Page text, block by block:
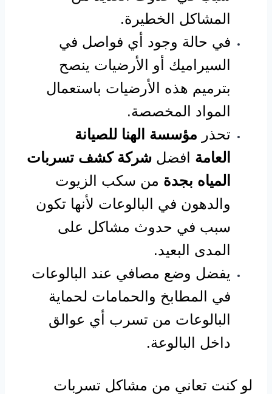
المشاكل الخطيرة.
في حالة وجود أي فواصل في
السيراميك أو الأرضيات ينصح
بترميم هذه الأرضيات باستعمال
المواد المخصصة.
تحذر مؤسسة الهنا للصيانة
العامة افضل شركة كشف تسربات
المياه بجدة من سكب الزيوت
والدهون في البالوعات لأنها تكون
سبب في حدوث مشاكل على
المدى البعيد.
يفضل وضع مصافي عند البالوعات
في المطابخ والحمامات لحماية
البالوعات من تسرب أي عوالق
داخل البالوعة.
لو كنت تعاني من مشاكل تسربات